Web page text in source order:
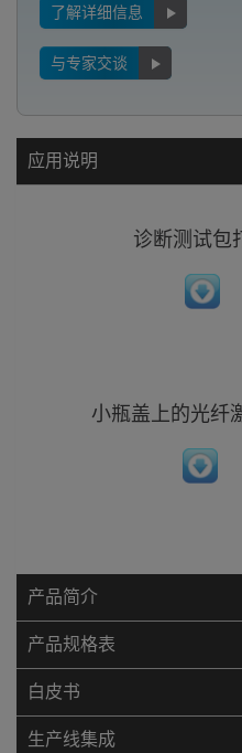
了解详细信息
与专家交谈
应用说明
诊断测试包
小瓶盖上的光纤
产品简介
产品规格表
白皮书
生产线集成